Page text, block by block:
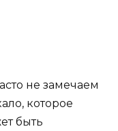
не замечаем
которое
быть